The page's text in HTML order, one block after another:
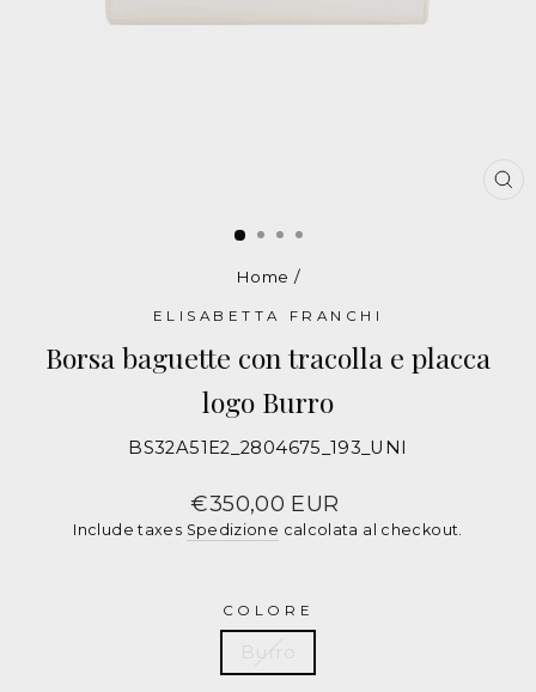
Home /
ELISABETTA FRANCHI
Borsa baguette con tracolla e placca
logo Burro
FRANCHI
BS32A51E2_2804675_193_UNI
Prezzo
€350,00 EUR
Include taxes Spedizione calcolata al checkout.
COLORE
Burro